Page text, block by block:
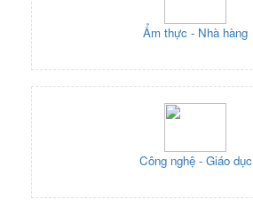
Ẩm thực - Nhà hàng
Công nghệ - Giáo dục